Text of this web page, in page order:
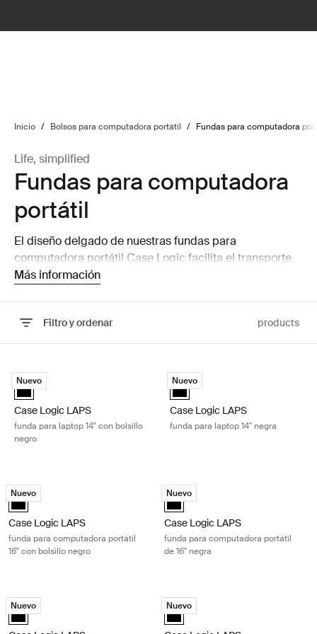
Inicio / Bolsos para computadora portátil / Fundas para computadora
Life, simplified
Fundas para computadora
portátil
El diseño delgado de nuestras fundas para
computadora portátil Case Logic facilita el transporte
de tu computadora portátil o la puedes guardas dentro
Más información
Filtro y ordenar products
Ir a los resultados
Case Logic LAPS funda para laptop 14'' con bolsillo negro Black
Nuevo
Case Logic LAPS laptop sleeve 14'' with pocket Negro (selected)
Case Logic LAPS
funda para laptop 14'' con bolsillo
negro
Case Logic LAPS funda para
Nuevo
Case Logic LAPS laptop sleeve
Case Logic LAPS
funda para laptop 14'' negra
Case Logic LAPS funda para computadora portátil 16'' con bolsillo
Nuevo
Case Logic LAPS laptop sleeve 16'' with pocket Negro (selected)
Case Logic LAPS
funda para computadora portátil
16'' con bolsillo negro
Case Logic LAPS funda para
Nuevo
Case Logic LAPS laptop sleeve
Case Logic LAPS
funda para computadora portátil
de 16'' negra
Case Logic LAPS funda para computadora portátil 13'' negra Black
Nuevo
Case Logic LAPS sleeve 13" Negro (selected)
Case Logic LAPS funda para
Nuevo
Case Logic LAPS laptop sleeve